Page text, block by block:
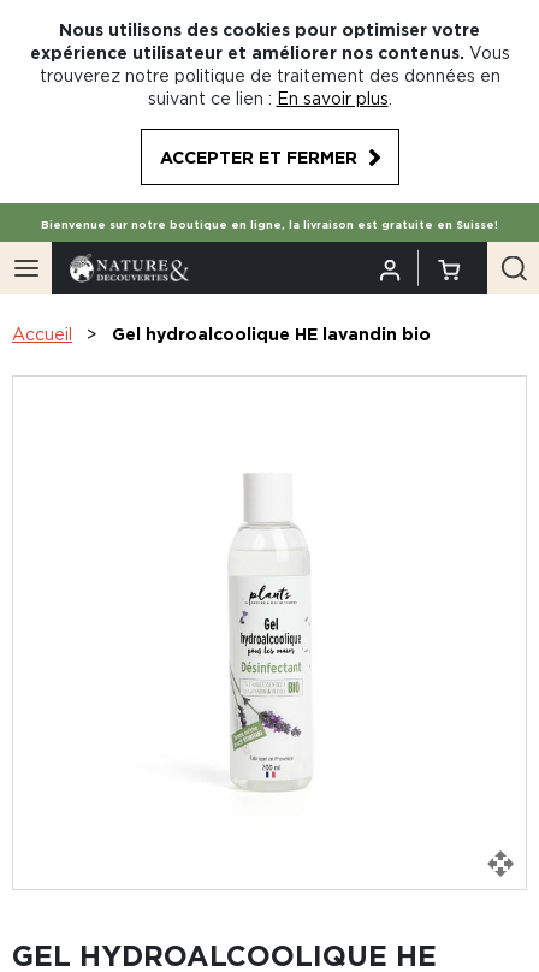
Nous utilisons des cookies pour optimiser votre
expérience utilisateur et améliorer nos contenus. Vous
trouverez notre politique de traitement des données en
suivant ce lien : En savoir plus
ACCEPTER ET FERMER
Bienvenue sur notre boutique en ligne, la livraison est gratuite en Suisse!
Accueil Gel hydroalcoolique HE lavandin bio
GEL HYDROALCOOLIQUE HE